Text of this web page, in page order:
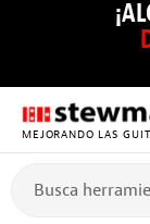
MEJORANDO LAS